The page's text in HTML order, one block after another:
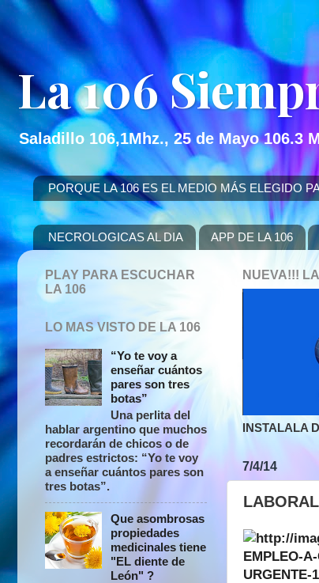
La 106
Saladillo 106,1Mhz., 25 de Mayo 106.3
PORQUE LA 106 ES EL MEDIO MÁS ELEGIDO
NECROLOGICAS AL DIA APP DE LA 106
NUEVA!!!
INSTALALA
7/4/14
PLAY PARA ESCUCHAR
LA 106
LO MAS VISTO DE LA 106
“Yo te voy a
enseñar cuántos
pares son tres
botas”
Una perlita del
hablar argentino que muchos
recordarán de chicos o de
padres estrictos: “Yo te voy
a enseñar cuántos pares son
tres botas”.
Que asombrosas
propiedades
medicinales tiene
"EL diente de
León" ?